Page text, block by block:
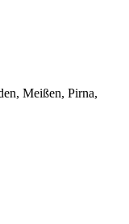
Meißen, Pirna,